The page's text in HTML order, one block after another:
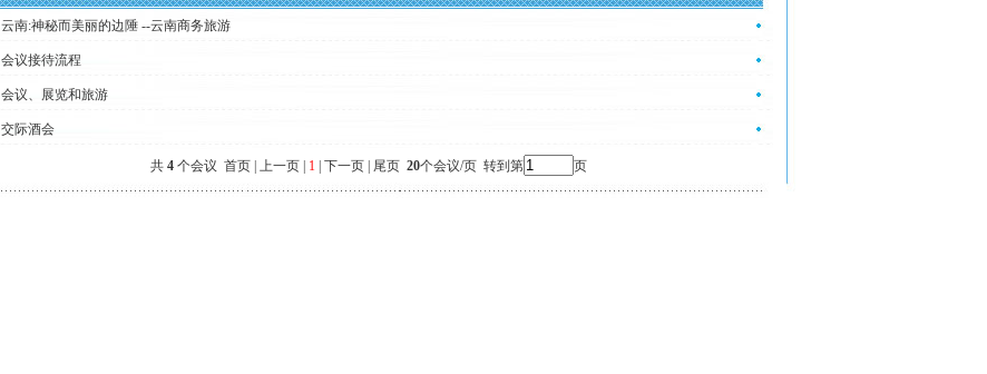
云南:神秘而美丽的边陲 --云南商务旅游
会议接待流程
会议、展览和旅游
交际酒会
共 4个会议 首页 | 上一页 | 1| 下一页 | 尾页 20个会议/页 转到第 页